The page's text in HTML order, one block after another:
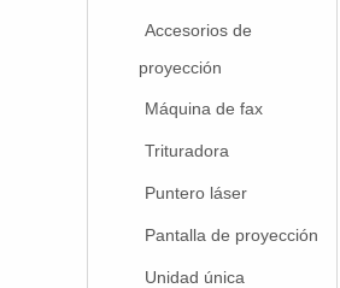
Accesorios de
proyección
Máquina de fax
Trituradora
Puntero láser
Pantalla de proyección
Unidad única